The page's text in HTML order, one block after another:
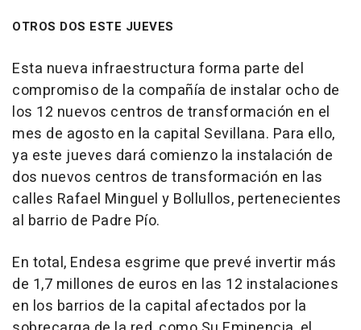
OTROS DOS ESTE JUEVES
Esta nueva infraestructura forma parte del
compromiso de la compañía de instalar ocho de
los 12 nuevos centros de transformación en el
mes de agosto en la capital Sevillana. Para ello,
ya este jueves dará comienzo la instalación de
dos nuevos centros de transformación en las
calles Rafael Minguel y Bollullos, pertenecientes
al barrio de Padre Pío.
En total, Endesa esgrime que prevé invertir más
de 1,7 millones de euros en las 12 instalaciones
en los barrios de la capital afectados por la